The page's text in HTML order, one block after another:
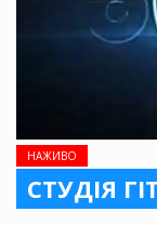
НАЖИВО
СТУДІЯ